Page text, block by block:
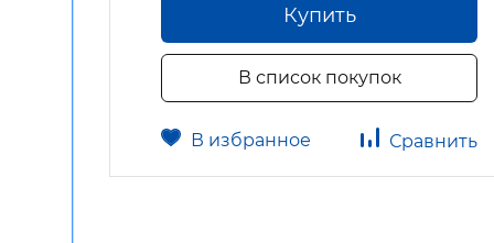
Купить
В список покупок
В избранное Сравнить